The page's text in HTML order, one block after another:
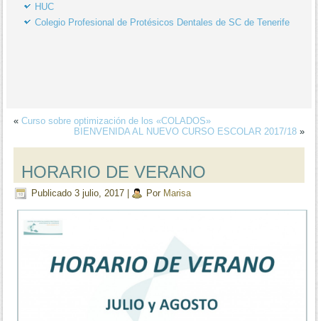
HUC
Colegio Profesional de Protésicos Dentales de SC de Tenerife
«Curso sobre optimización de los «COLADOS»
BIENVENIDA AL NUEVO CURSO ESCOLAR 2017/18»
HORARIO DE VERANO
Publicado 3 julio, 2017 Por Marisa